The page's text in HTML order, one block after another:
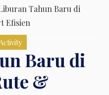
Tahun Baru di
Efisien
Baru di
&